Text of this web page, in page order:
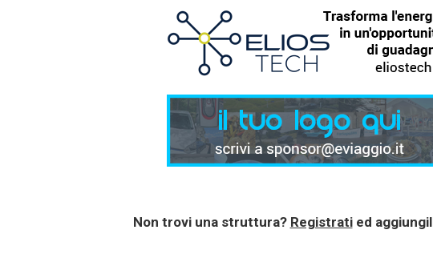
Non trovi una struttura? Registratied